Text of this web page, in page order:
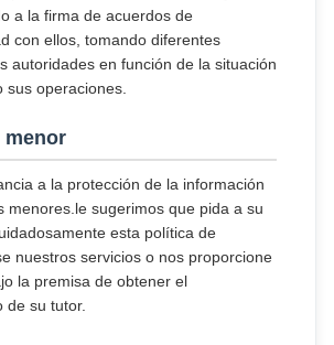
a la firma de acuerdos de
con ellos, tomando diferentes
autoridades en función de la situación
sus operaciones.
menor
a la protección de la información
menores.le sugerimos que pida a su
esta política de
nuestros servicios o nos proporcione
la premisa de obtener el
de su tutor.